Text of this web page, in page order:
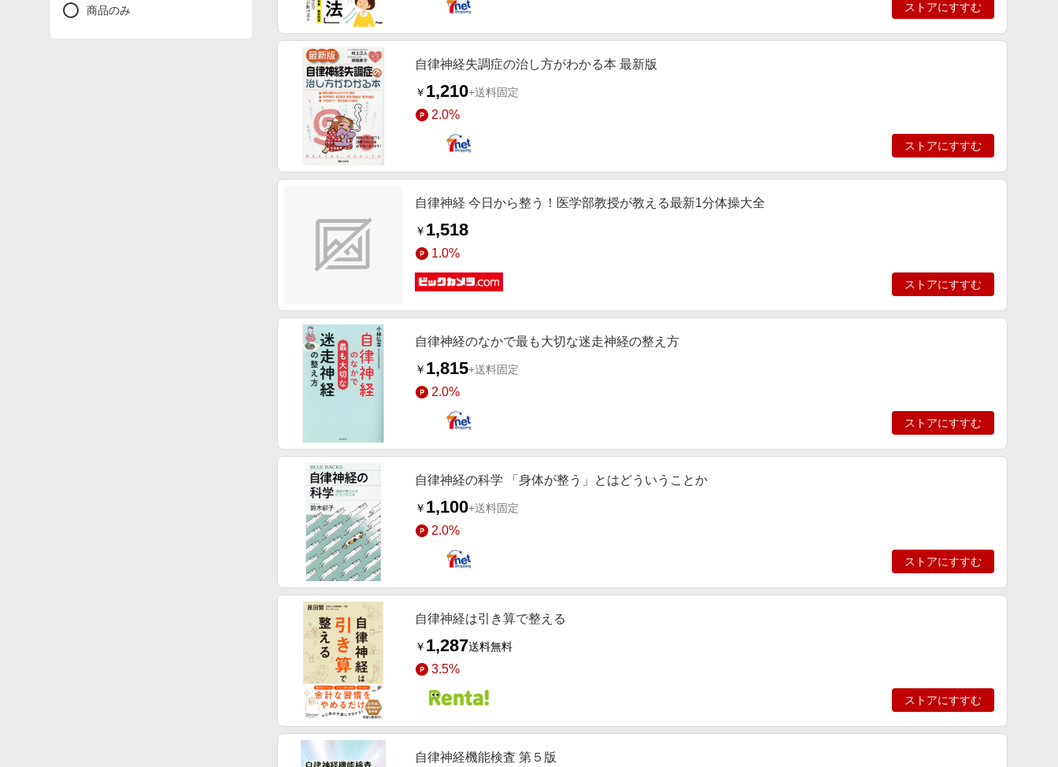
商品のみ ストアにすすむ
自律神経失調症の治し方がわかる本 最新版
￥ 1,210+送料固定
2.0%
ストアにすすむ
自律神経 今日から整う！医学部教授が教える最新1分体操大全
￥ 1,518
1.0%
ストアにすすむ
自律神経のなかで最も大切な迷走神経の整え方
￥ 1,815+送料固定
2.0%
ストアにすすむ
自律神経の科学 「身体が整う」とはどういうことか
￥ 1,100+送料固定
2.0%
ストアにすすむ
自律神経は引き算で整える
￥ 1,287送料無料
3.5%
ストアにすすむ
自律神経機能検査 第５版